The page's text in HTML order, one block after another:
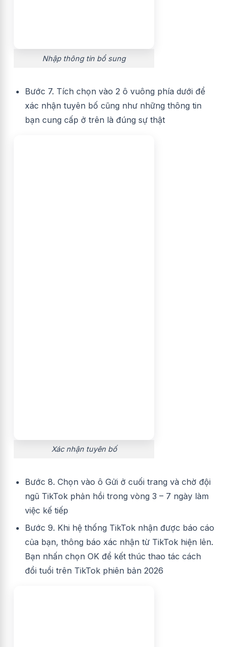
Nhập thông tin bổ sung
Bước 7. Tích chọn vào 2 ô vuông phía dưới để
xác nhận tuyên bố cũng như những thông tin
bạn cung cấp ở trên là đúng sự thật
Xác nhận tuyên bố
Bước 8. Chọn vào ô Gửi ở cuối trang và chờ đội
ngũ TikTok phản hồi trong vòng 3 – 7 ngày làm
việc kế tiếp
Bước 9. Khi hệ thống TikTok nhận được báo cáo
của bạn, thông báo xác nhận từ TikTok hiện lên.
Bạn nhấn chọn OK để kết thúc thao tác cách
đổi tuổi trên TikTok phiên bản 2026